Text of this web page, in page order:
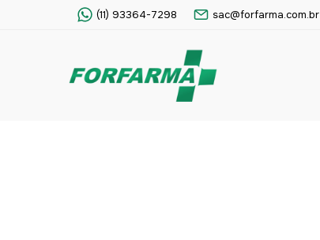
(11) 93364-7298 sac@forfarma.com.br